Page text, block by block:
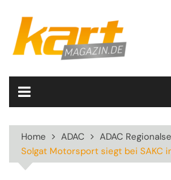
content
Home ADAC ADAC
Solgat Motorsport siegt bei SAKC